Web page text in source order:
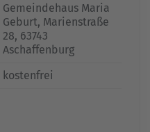
Gemeindehaus Maria
Geburt, Marienstraße
28, 63743
Aschaffenburg
kostenfrei